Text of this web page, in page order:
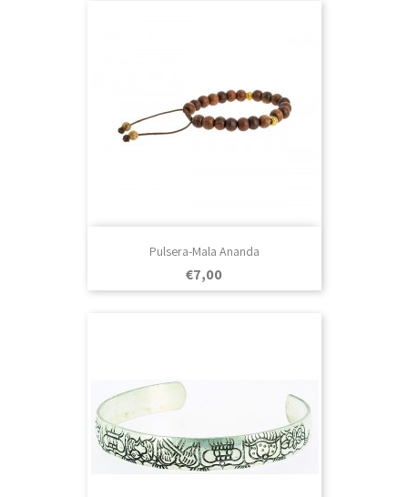
Pulsera-Mala Ananda
Prezo
€7,00